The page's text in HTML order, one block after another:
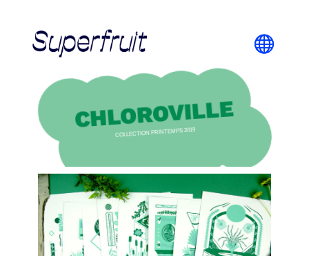
CHLOROVILLE
COLLECTION PRINTEMPS 2019